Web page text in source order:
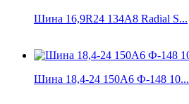
Шина 16,9R24 134A8 Radial S...
Шина 18,4-24 150А6 Ф-148 10...